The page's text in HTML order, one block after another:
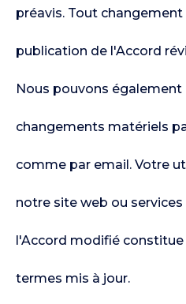
préavis. Tout
publication de l'Accord
Nous pouvons également
changements matériels
comme par email. Votre
notre site web ou
l'Accord modifié
termes mis à jour.